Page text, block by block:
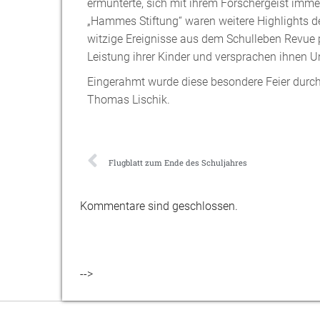
ermunterte, sich mit ihrem Forschergeist
„Hammes Stiftung“ waren weitere Highlights
witzige Ereignisse aus dem Schulleben
Leistung ihrer Kinder und versprachen ihnen
Eingerahmt wurde diese besondere Feier
Thomas Lischik.
Flugblatt zum Ende des Schuljahres
Kommentare sind geschlossen.
-->